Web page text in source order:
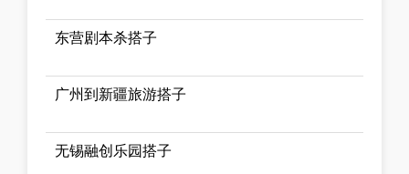
东营剧本杀搭子
广州到新疆旅游搭子
无锡融创乐园搭子